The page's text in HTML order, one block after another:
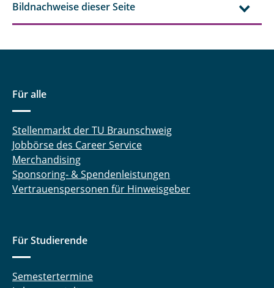
Bildnachweise dieser Seite
Für alle
Stellenmarkt der TU Braunschweig
Jobbörse des Career Service
Merchandising
Sponsoring- & Spendenleistungen
Vertrauenspersonen für Hinweisgeber
Für Studierende
Semestertermine